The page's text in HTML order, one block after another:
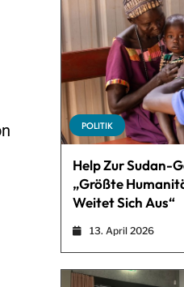
POLITIK
Help Zur Sudan-
„Größte
Weitet Sich Aus“
13. April 2026